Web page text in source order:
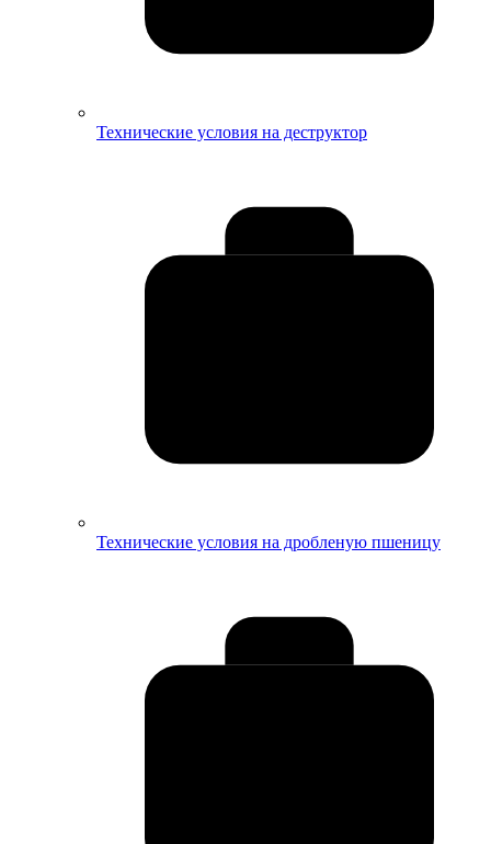
Технические условия на деструктор
Технические условия на дробленую пшеницу